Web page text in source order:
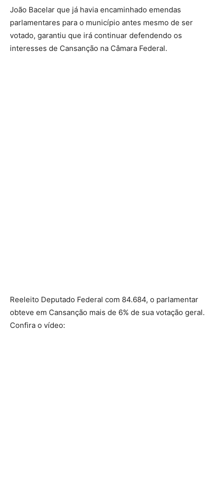
João Bacelar que já havia encaminhado emendas
parlamentares para o município antes mesmo de ser
votado, garantiu que irá continuar defendendo os
interesses de Cansanção na Câmara Federal.
Reeleito Deputado Federal com 84.684, o parlamentar
obteve em Cansanção mais de 6% de sua votação geral.
Confira o vídeo: